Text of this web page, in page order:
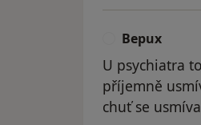
Bepux
U psychiatra
příjemně
chuť se